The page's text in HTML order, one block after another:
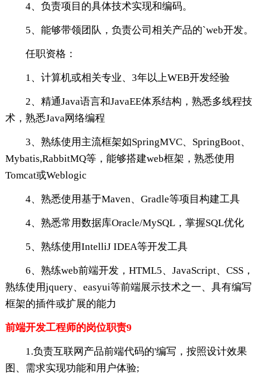
4、负责项目的具体技术实现和编码。
5、能够带领团队，负责公司相关产品的`web开发。
任职资格：
1、计算机或相关专业、3年以上WEB开发经验
2、精通Java语言和JavaEE体系结构，熟悉多线程技
术，熟悉Java网络编程
3、熟练使用主流框架如SpringMVC、SpringBoot、
Mybatis,RabbitMQ等，能够搭建web框架，熟悉使用
Tomcat或Weblogic
4、熟悉使用基于Maven、Gradle等项目构建工具
4、熟悉常用数据库Oracle/MySQL，掌握SQL优化
5、熟练使用IntelliJ IDEA等开发工具
6、熟练web前端开发，HTML5、JavaScript、CSS，
熟练使用jquery、easyui等前端展示技术之一、具有编写
框架的插件或扩展的能力
前端开发工程师的岗位职责9
1.负责互联网产品前端代码的'编写，按照设计效果
图、需求实现功能和用户体验;